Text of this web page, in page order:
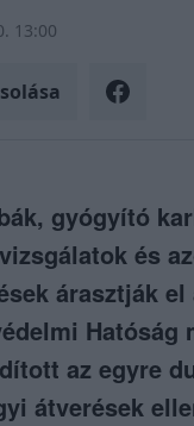
13:00
gyógyító
és
árasztják
Hatóság
az egyre
átverések